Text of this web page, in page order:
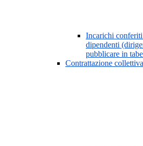
Incarichi
dipendenti
pubblicare in
Contrattazione collettiva